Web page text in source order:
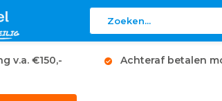
v.a. €150,- Achteraf betalen